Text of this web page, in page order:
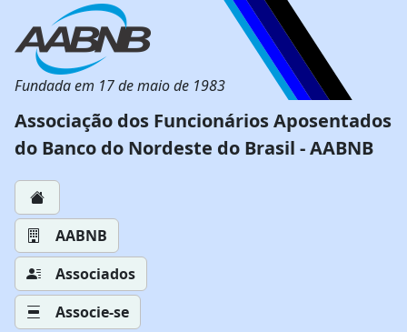
Fundada em 17 de maio de 1983
Associação dos Funcionários Aposentados
do Banco do Nordeste do Brasil - AABNB
AABNB
Associados
Associe-se